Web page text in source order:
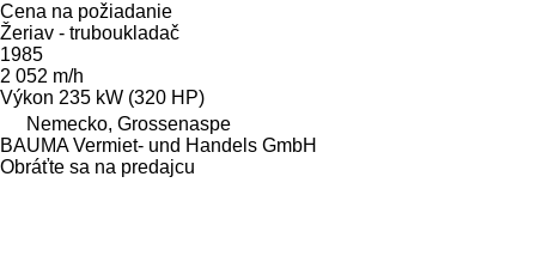
Cena na požiadanie
Žeriav - truboukladač
1985
2 052 m/h
Výkon 235 kW (320 HP)
Nemecko, Grossenaspe
BAUMA Vermiet- und Handels GmbH
Obráťte sa na predajcu